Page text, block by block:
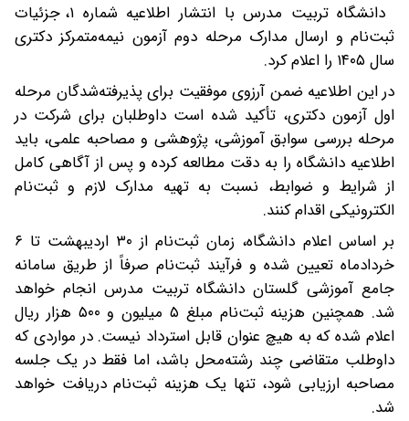
دانشگاه تربیت مدرس با انتشار اطلاعیه شماره ۱، جزئیات
ثبت‌نام و ارسال مدارک مرحله دوم آزمون نیمه‌متمرکز دکتری
سال ۱۴۰۵ را اعلام کرد.
در این اطلاعیه ضمن آرزوی موفقیت برای پذیرفته‌شدگان مرحله
اول آزمون دکتری، تأکید شده است داوطلبان برای شرکت در
مرحله بررسی سوابق آموزشی، پژوهشی و مصاحبه علمی، باید
اطلاعیه دانشگاه را به دقت مطالعه کرده و پس از آگاهی کامل
از شرایط و ضوابط، نسبت به تهیه مدارک لازم و ثبت‌نام
الکترونیکی اقدام کنند.
بر اساس اعلام دانشگاه، زمان ثبت‌نام از ۳۰ اردیبهشت تا ۶
خردادماه تعیین شده و فرآیند ثبت‌نام صرفاً از طریق سامانه
جامع آموزشی گلستان دانشگاه تربیت مدرس انجام خواهد
شد. همچنین هزینه ثبت‌نام مبلغ ۵ میلیون و ۵۰۰ هزار ریال
اعلام شده که به هیچ عنوان قابل استرداد نیست. در مواردی که
داوطلب متقاضی چند رشته‌محل باشد، اما فقط در یک جلسه
مصاحبه ارزیابی شود، تنها یک هزینه ثبت‌نام دریافت خواهد
شد.